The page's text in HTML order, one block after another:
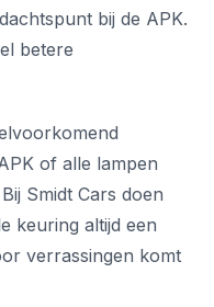
bij de APK.
betere
of alle lampen
Smidt Cars doen
keuring altijd een
verrassingen komt